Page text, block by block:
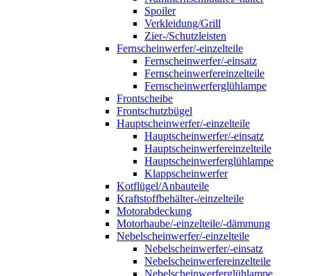
Spoiler
Verkleidung/Grill
Zier-/Schutzleisten
Fernscheinwerfer/-einzelteile
Fernscheinwerfer/-einsatz
Fernscheinwerfereinzelteile
Fernscheinwerferglühlampe
Frontscheibe
Frontschutzbügel
Hauptscheinwerfer/-einzelteile
Hauptscheinwerfer/-einsatz
Hauptscheinwerfereinzelteile
Hauptscheinwerferglühlampe
Klappscheinwerfer
Kotflügel/Anbauteile
Kraftstoffbehälter-/einzelteile
Motorabdeckung
Motorhaube/-einzelteile/-dämmung
Nebelscheinwerfer/-einzelteile
Nebelscheinwerfer/-einsatz
Nebelscheinwerfereinzelteile
Nebelscheinwerferglühlampe